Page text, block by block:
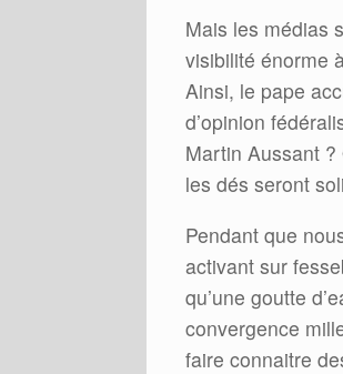
Mais les médias
visibilité énorme
Ainsi, le pape
d’opinion
Martin Aussant
les dés seront
Pendant que
activant sur
qu’une goutte
convergence
faire connaitre